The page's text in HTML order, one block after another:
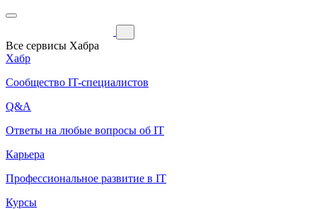
Все сервисы Хабра
Хабр
Сообщество IT-специалистов
Q&A
Ответы на любые вопросы об IT
Карьера
Профессиональное развитие в IT
Курсы